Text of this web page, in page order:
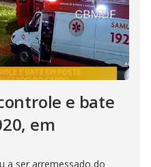
e bate
em
a ser arremessado do